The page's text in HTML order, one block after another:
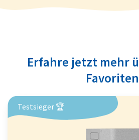
Erfahre jetzt mehr
Favoriten
Testsieger 🏆